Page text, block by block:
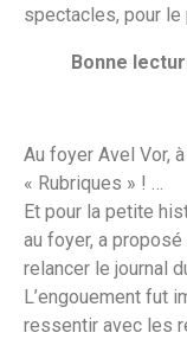
spectacles, pour
Bonne
Au foyer Avel Vor,
« Rubriques » ! …
Et pour la petite
au foyer, a proposé
relancer le journal
L’engouement fut
ressentir avec les